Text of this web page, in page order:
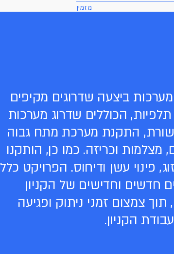
מזמין
ביצעה שדרוגים מקיפים
תלפיות, הכוללים שדרוג מערכות
התקנת מערכת מתח גבוה
מצלמות וכריזה. כמו כן, הותקנו
פינוי עשן ודיחוס. הפרויקט כלל
חדשים וחדישים של הקניון
צמצום זמני ניתוק ופגיעה
הקניון.